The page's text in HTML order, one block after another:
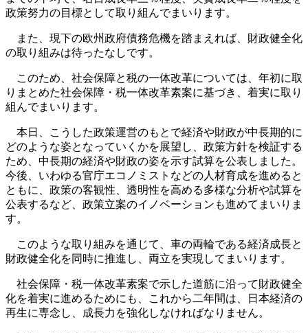
政策努力の目標として取り組んでまいります。
また、現下の欧州政府債務危機を踏まえれば、財政健全化
の取り組みは待ったなしです。
このため、社会保障と税の一体改革については、年初に取
りまとめた社会保障・税一体改革素案に基づき、着実に取り
組んでまいります。
本日、こうした政策運営のもとで経済や財政が中長期的に
どのような姿となっていくかを展望し、政策方針を検証する
ため、中長期の経済や財政の姿を示す試算を公表しました。
今後、いわゆる官庁エコノミストなどの人材育成を進めると
ともに、政策の客観性、透明性を高める多様な分析や試算を
公表するなど、政策立案のイノベーションも進めてまいりま
す。
このような取り組みを通じて、車の両輪である経済成長と
財政健全化を同時に推進し、両立を実現してまいります。
社会保障・税一体改革素案で示した道筋に沿って財政健全
化を着実に進めるためにも、これから二年間は、日本経済の
再生に専念し、成長力を強化しなければなりません。